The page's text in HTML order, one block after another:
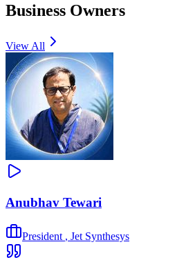
Business Owners
View All
Anubhav Tewari
President , Jet Synthesys